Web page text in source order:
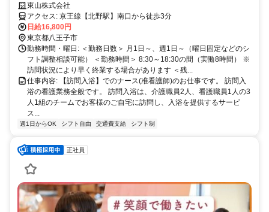
～の単発勤務OK|即日勤務可能|1日8hのスポットワーク【北野駅】
(17954-41-10)
東山株式会社
アクセス: 京王線【北野駅】南口から徒歩3分
日給16,800円
東京都八王子市
勤務時間・曜日: ＜勤務日数＞ 月1日～、週1日～（曜日固定などのシ
フト調整相談可能） ＜勤務時間＞ 8:30～18:30の間（実働8時間） ※
訪問状況により早く終業する場合があります ＜残...
仕事内容: 【訪問入浴】でのナース(准看護師)のお仕事です。 訪問入
浴の看護業務全般です。 訪問入浴は、介護職員2人、看護職員1人の3
人1組のチームでお客様のご自宅に訪問し、入浴を提供するサービ
ス...
週1日からOK シフト自由 交通費支給 シフト制
正社員